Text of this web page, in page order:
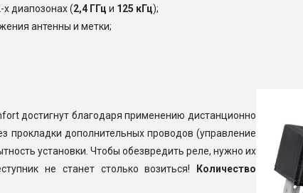
диапозонах (2,4 ГГц и 125 кГц);
антенны и метки;
достигнут благодаря применению дистанционно
прокладки дополнительных проводов (управление
установки. Чтобы обезвредить реле, нужно их
не станет столько возиться!
Количество